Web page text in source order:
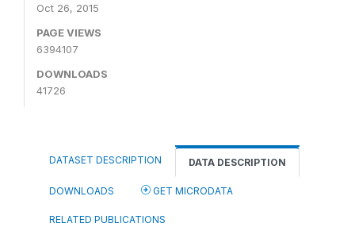
Oct 26, 2015
PAGE VIEWS
6394107
DOWNLOADS
41726
DATASET DESCRIPTION DATA DESCRIPTION
DOWNLOADS GET MICRODATA
RELATED PUBLICATIONS